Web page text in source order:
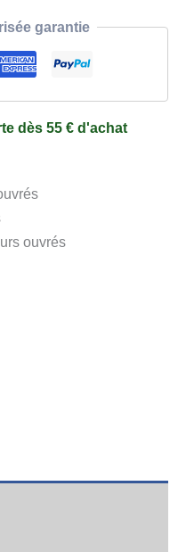
garantie
dès 55 € d'achat
ouvrés